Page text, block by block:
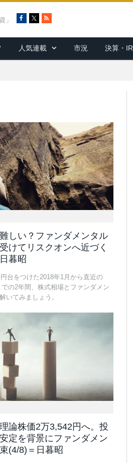
」
c
e
b
R
S
人気連載 市況 決算・IR
しい？ファンダメンタル
けてリスクオンへ近づく
暮昭
台をつけた2018年1月から直近の
の2年間、株式相場とファンダメン
いてみましょう。
論株価2万3,542円へ。投
定を背景にファンダメン
(4/8)＝日暮昭